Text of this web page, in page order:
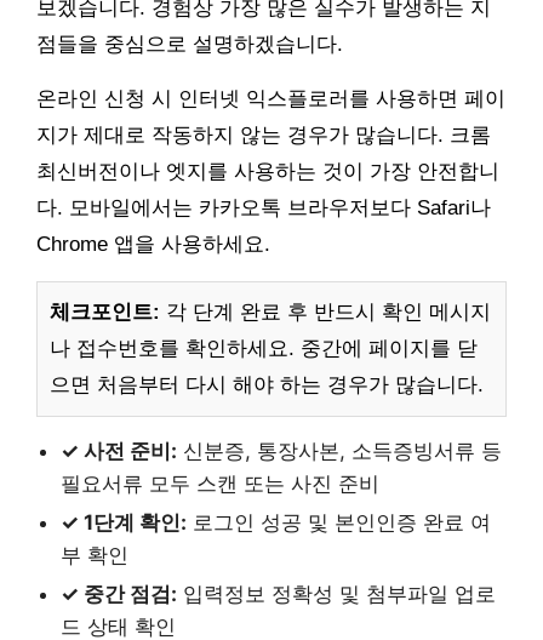
보겠습니다. 경험상 가장 많은 실수가 발생하는 지
점들을 중심으로 설명하겠습니다.
온라인 신청 시 인터넷 익스플로러를 사용하면 페이
지가 제대로 작동하지 않는 경우가 많습니다. 크롬
최신버전이나 엣지를 사용하는 것이 가장 안전합니
다. 모바일에서는 카카오톡 브라우저보다 Safari나
Chrome 앱을 사용하세요.
체크포인트: 각 단계 완료 후 반드시 확인 메시지
나 접수번호를 확인하세요. 중간에 페이지를 닫
으면 처음부터 다시 해야 하는 경우가 많습니다.
✓ 사전 준비: 신분증, 통장사본, 소득증빙서류 등
필요서류 모두 스캔 또는 사진 준비
✓ 1단계 확인: 로그인 성공 및 본인인증 완료 여
부 확인
✓ 중간 점검: 입력정보 정확성 및 첨부파일 업로
드 상태 확인